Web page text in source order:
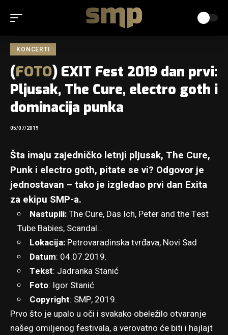
KONCERTI
(FOTO) EXIT Fest 2019 dan prvi:
Pljusak, The Cure, electro goth i
dominacija punka
05/07/2019
Šta imaju zajedničko letnji pljusak, The Cure,
Punk i electro goth, pitate se vi? Odgovor je
jednostavan – tako je izgledao prvi dan Exita
za ekipu SMP-a.
Nastupili:The Cure, Das Ich, Peter and the Test
Tube Babies, Scandal…
Lokacija: Petrovaradinska tvrđava, Novi Sad
Datum: 04.07.2019.
Tekst: Jadranka Stanić
Foto: Igor Stanić
Copyright: SMP, 2019.
Prvo što je upalo u oči i svakako obeležilo otvaranje
našeg omiljenog festivala, a verovatno će biti i hajlajt